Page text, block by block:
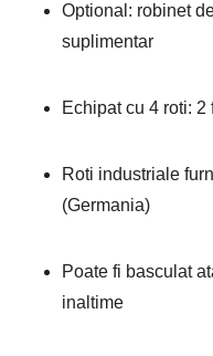
Optional: robinet
suplimentar
Echipat cu 4 roti:
Roti industriale
(Germania)
Poate fi basculat
inaltime